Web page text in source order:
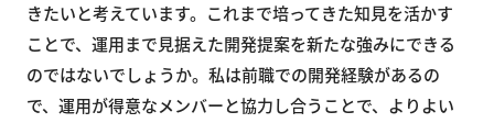
きたいと考えています。これまで培ってきた知見を活かす
ことで、運用まで見据えた開発提案を新たな強みにできる
のではないでしょうか。私は前職での開発経験があるの
で、運用が得意なメンバーと協力し合うことで、よりよい